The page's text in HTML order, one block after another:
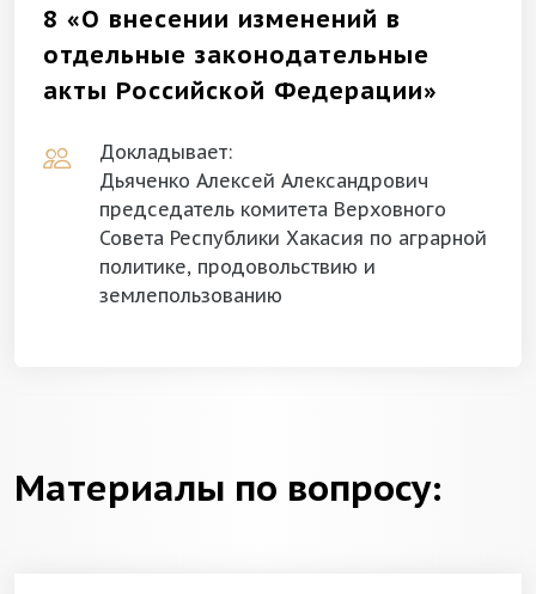
8 «О внесении изменений в
отдельные законодательные
акты Российской Федерации»
Докладывает:
Дьяченко Алексей Александрович
председатель комитета Верховного
Совета Республики Хакасия по аграрной
политике, продовольствию и
землепользованию
Материалы по вопросу: